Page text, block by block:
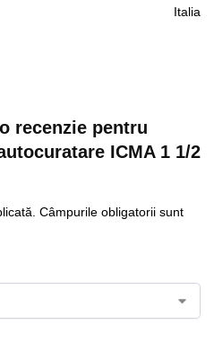
Italia
recenzie pentru
ICMA 1 1/2
Câmpurile obligatorii sunt